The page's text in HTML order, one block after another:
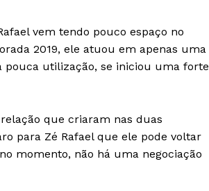
vem tendo pouco espaço no
2019, ele atuou em apenas uma
pouca utilização, se iniciou uma forte
que criaram nas duas
para Zé Rafael que ele pode voltar
momento, não há uma negociação